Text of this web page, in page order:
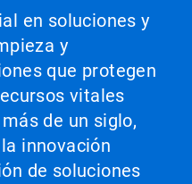
en soluciones y
y
que protegen
vitales
de un siglo,
innovación
de soluciones